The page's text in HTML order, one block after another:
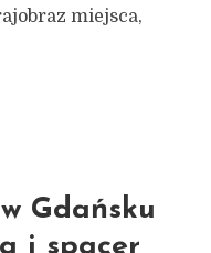
miejsca,
Gdańsku